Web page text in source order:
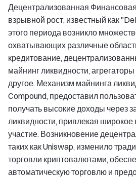
Децентрализованная
взрывной рост, известный как
этого периода возникло
охватывающих различные
кредитование,
майнинг ликвидности,
другое. Механизм майнинга
Compound, предоставил
получать высокие доходы через
ликвидности, привлекая
участие. Возникновение
таких как Uniswap, изменило
торговли криптовалютами,
автоматическую торговлю и